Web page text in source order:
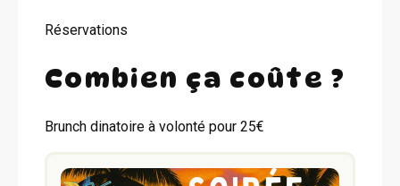
Réservations
Combien ça coûte ?
Brunch dinatoire à volonté pour 25€